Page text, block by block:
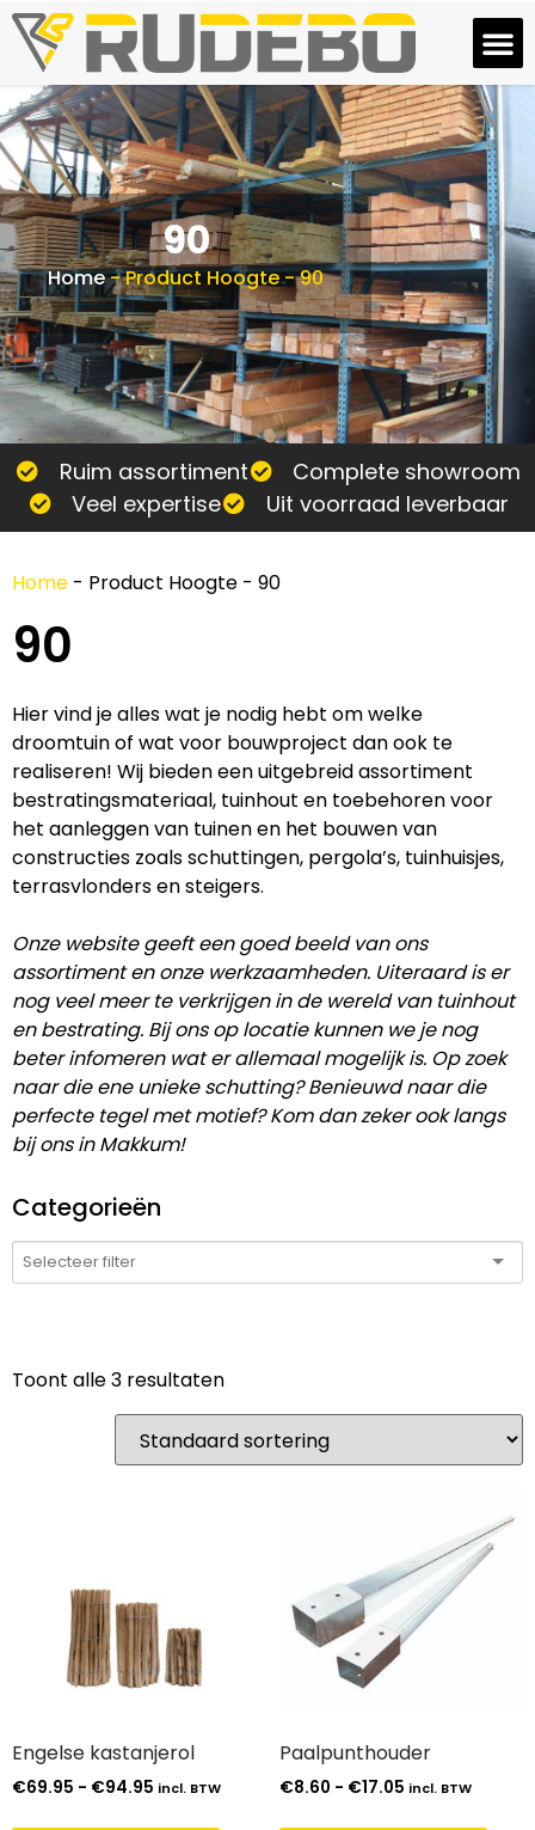
90
Home-Product Hoogte-90
Ruim assortiment
Complete showroom
Veel expertise
Uit voorraad leverbaar
Home - Product Hoogte - 90
90
Hier vind je alles wat je nodig hebt om welke
droomtuin of wat voor bouwproject dan ook te
realiseren! Wij bieden een uitgebreid assortiment
bestratingsmateriaal, tuinhout en toebehoren voor
het aanleggen van tuinen en het bouwen van
constructies zoals schuttingen, pergola’s, tuinhuisjes,
terrasvlonders en steigers.
Onze website geeft een goed beeld van ons
assortiment en onze werkzaamheden. Uiteraard is er
nog veel meer te verkrijgen in de wereld van tuinhout
en bestrating. Bij ons op locatie kunnen we je nog
beter infomeren wat er allemaal mogelijk is. Op zoek
naar die ene unieke schutting? Benieuwd naar die
perfecte tegel met motief? Kom dan zeker ook langs
bij ons in Makkum!
Categorieën
Toont alle 3 resultaten
Engelse kastanjerol
€69.95 - €94.95 incl. BTW
Paalpunthouder
€8.60 - €17.05 incl. BTW